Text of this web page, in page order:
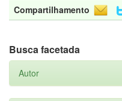
Compartilhamento
Busca facetada
Autor